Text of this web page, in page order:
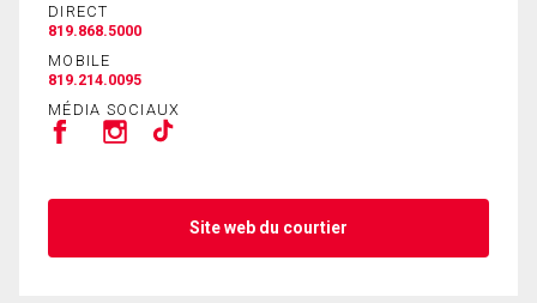
DIRECT
819.868.5000
MOBILE
819.214.0095
MÉDIA SOCIAUX
Site web du courtier